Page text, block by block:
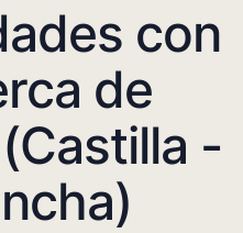
con
de
-